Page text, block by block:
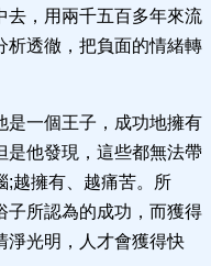
去，用兩千五百多年來流
析透徹，把負面的情緒轉
是一個王子，成功地擁有
是他發現，這些都無法帶
;越擁有、越痛苦。所
子所認為的成功，而獲得
淨光明，人才會獲得快